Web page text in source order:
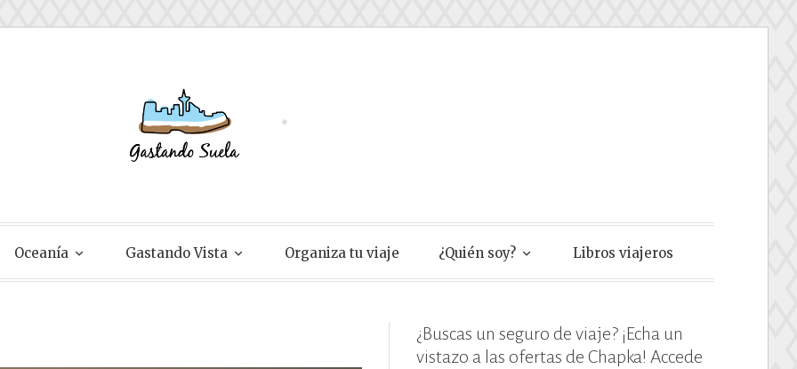
Oceanía Gastando Vista Organiza tu viaje ¿Quién soy? Libros viajeros
¿Buscas un seguro de viaje? ¡Echa un
vistazo a las ofertas de Chapka! Accede